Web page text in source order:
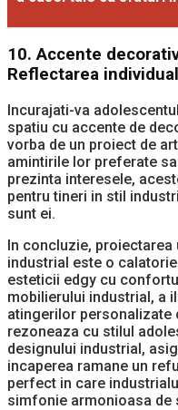
10.Accente
Reflectarea
Incurajati-va
spatiu cu accente de
vorba de un proiect de
amintirile lor preferate
prezinta interesele,
pentru tineri in stil
sunt ei.
In concluzie,
industrial este o
esteticii edgy cu
mobilierului industrial, a
atingerilor personalizate
rezoneaza cu stilul
designului industrial,
incaperea ramane un
perfect in care
simfonie armonioasa de